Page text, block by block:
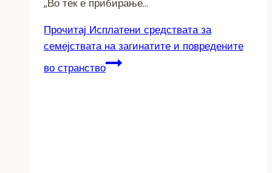
„Во тек е прибирање…
Прочитај Исплатени средствата за
семејствата на загинатите и повредените
во странство